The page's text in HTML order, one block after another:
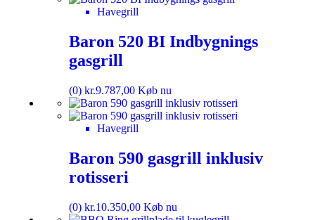
Havegrill
Baron 520 BI Indbygnings
gasgrill
(0) kr.9.787,00 Køb nu
Havegrill
Baron 590 gasgrill inklusiv
rotisseri
(0) kr.10.350,00 Køb nu